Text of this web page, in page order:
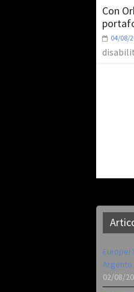
Con
04/08/
Europei
Argento
02/08/